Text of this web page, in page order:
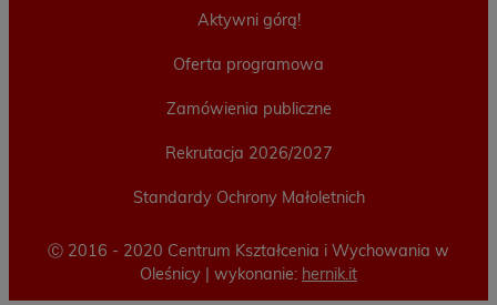
Aktywni górą!
Oferta programowa
Zamówienia publiczne
Rekrutacja 2026/2027
Standardy Ochrony Małoletnich
Ⓒ 2016 - 2020 Centrum Kształcenia i Wychowania w
Oleśnicy | wykonanie: hernik.it